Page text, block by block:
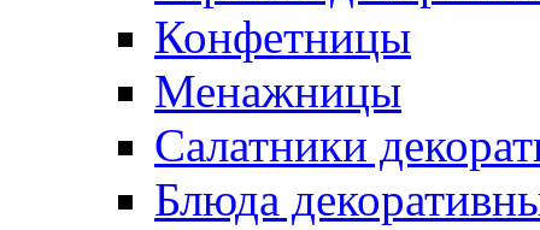
Конфетницы
Менажницы
Салатники
Блюда